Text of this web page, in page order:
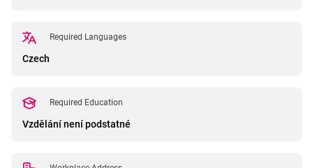
Required Languages
Czech
Required Education
Vzdělání není podstatné